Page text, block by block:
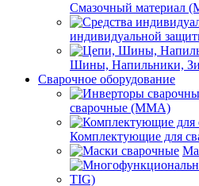
Смазочный материал
индивидуальной
Шины, Напильники,
Сварочное оборудование
сварочные (ММА)
Комплектующие для